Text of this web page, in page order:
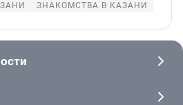
ЗНАКОМСТВА В КАЗАНИ